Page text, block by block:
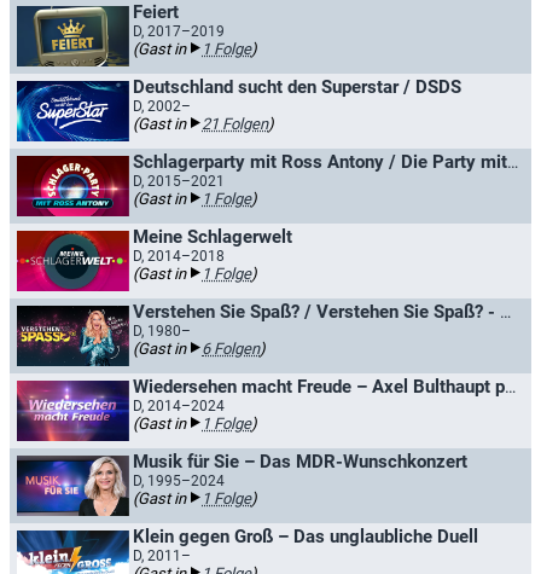
Feiert
D, 2017–2019
(Gast in 1 Folge)
Deutschland sucht den Superstar / DSDS
D, 2002–
(Gast in 21 Folgen)
Schlagerparty mit Ross Antony / Die Party mit Ross Antony
D, 2015–2021
(Gast in 1 Folge)
Meine Schlagerwelt
D, 2014–2018
(Gast in 1 Folge)
Verstehen Sie Spaß? / Verstehen Sie Spaß? - Die Hallervorden-Show
D, 1980–
(Gast in 6 Folgen)
Wiedersehen macht Freude – Axel Bulthaupt präsentiert Perlen der MDR Unterhaltung
D, 2014–2024
(Gast in 1 Folge)
Musik für Sie – Das MDR-Wunschkonzert
D, 1995–2024
(Gast in 1 Folge)
Klein gegen Groß – Das unglaubliche Duell
D, 2011–